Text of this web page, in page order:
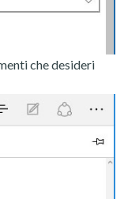
che desideri